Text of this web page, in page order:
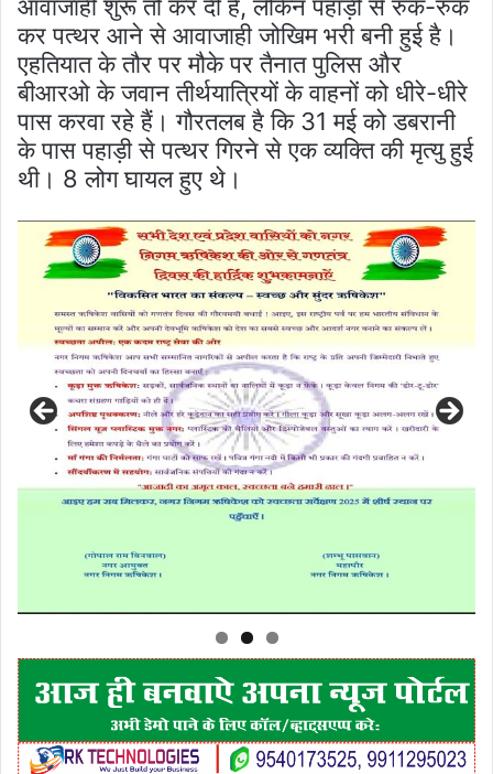
आवाजाही शुरू तो कर दी है, लेकिन पहाड़ी से रुक-रुक
कर पत्थर आने से आवाजाही जोखिम भरी बनी हुई है।
एहतियात के तौर पर मौके पर तैनात पुलिस और
बीआरओ के जवान तीर्थयात्रियों के वाहनों को धीरे-धीरे
पास करवा रहे हैं। गौरतलब है कि 31 मई को डबरानी
के पास पहाड़ी से पत्थर गिरने से एक व्यक्ति की मृत्यु हुई
थी। 8 लोग घायल हुए थे।